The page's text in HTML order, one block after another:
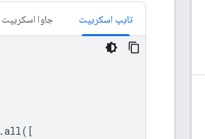
تایپ اسکریپت جاوا اسکریپت
.all([